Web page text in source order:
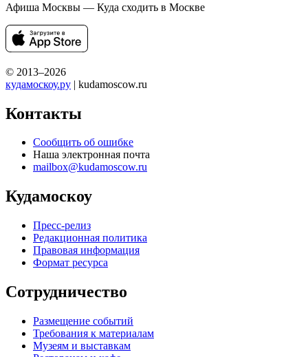
Афиша Москвы — Куда сходить в Москве
© 2013–2026
кудамоскоу.ру | kudamoscow.ru
Контакты
Сообщить об ошибке
Наша электронная почта
mailbox@kudamoscow.ru
Кудамоскоу
Пресс-релиз
Редакционная политика
Правовая информация
Формат ресурса
Сотрудничество
Размещение событий
Требования к материалам
Музеям и выставкам